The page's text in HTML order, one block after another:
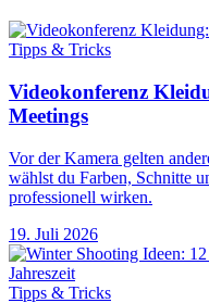
Tipps & Tricks
Videokonferenz
Meetings
Vor der Kamera gelten
wählst du Farben, Schnitte
professionell wirken.
19. Juli 2026
Tipps & Tricks